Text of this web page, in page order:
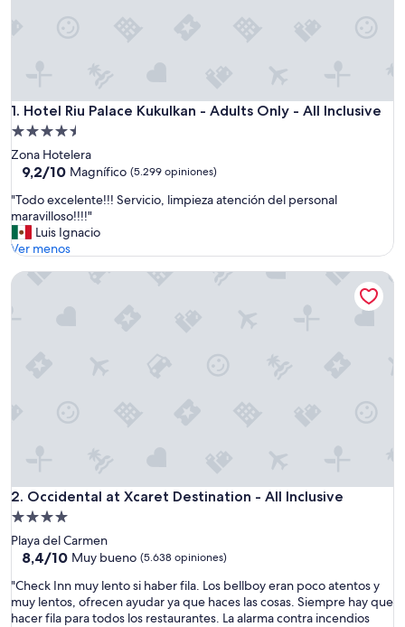
1. Hotel Riu Palace Kukulkan - Adults Only - All Inclusive
Hotel Riu Palace Kukulkan - Adults Only - All Inclusive
Propiedad
de
4.5
Zona Hotelera
9.2
10,
Magnífico,
(5.299
opiniones)
9,2/10 Magnífico (5.299 opiniones)
"
T
o
d
e
e
v
i
o
,
l
"Todo excelente!!! Servicio, limpieza atención del personal
maravilloso!!!!"
Luis Ignacio
Ver menos
2. Occidental at Xcaret Destination - All Inclusive
Occidental at Xcaret Destination - All Inclusive
Propiedad
de
4.0
Playa del Carmen
8.4
10,
Muy
bueno,
8,4/10 Muy bueno (5.638 opiniones)
"
C
h
"Check Inn muy lento si haber fila. Los bellboy eran poco atentos y
muy lentos, ofrecen ayudar ya que haces las cosas. Siempre hay que
hacer fila para todos los restaurantes. La alarma contra incendios
Occidental at Xcaret Destination - All Inclusive